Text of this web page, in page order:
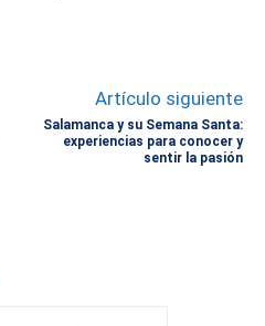
Artículo siguiente
Salamanca y su Semana Santa:
experiencias para conocer y
sentir la pasión